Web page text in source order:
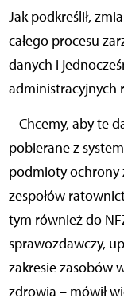
Jak podkreślił,
całego procesu
danych i
administracyjnych
– Chcemy, aby te
pobierane z
podmioty ochrony
zespołów
tym również do
sprawozdawczy,
zakresie zasobów
zdrowia – mówił